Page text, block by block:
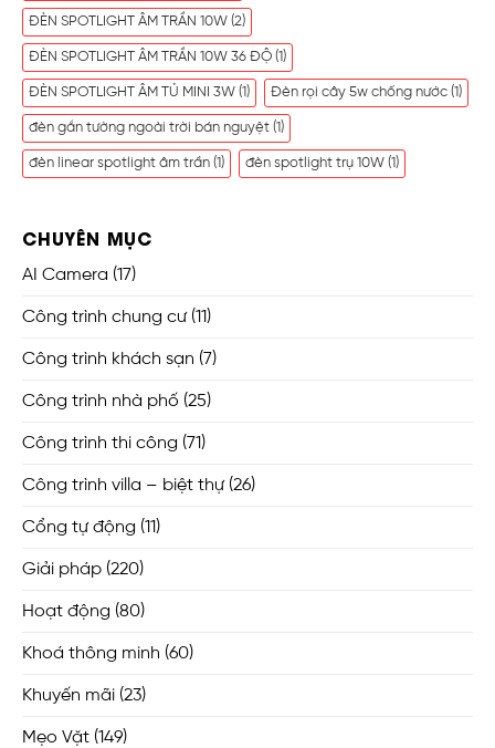
ĐÈN SPOTLIGHT ÂM TRẦN 10W (2)
ĐÈN SPOTLIGHT ÂM TRẦN 10W 36 ĐỘ (1)
ĐÈN SPOTLIGHT ÂM TỦ MINI 3W (1) Đèn rọi cây 5w chống nước (1)
đèn gắn tường ngoài trời bán nguyệt (1)
đèn linear spotlight âm trần (1) đèn spotlight trụ 10W (1)
CHUYÊN MỤC
AI Camera (17)
Công trình chung cư(11)
Công trình khách sạn (7)
Công trình nhà phố (25)
Công trình thi công (71)
Công trình villa – biệt thự(26)
Cổng tự động (11)
Giải pháp (220)
Hoạt động (80)
Khoá thông minh (60)
Khuyến mãi (23)
Mẹo Vặt (149)